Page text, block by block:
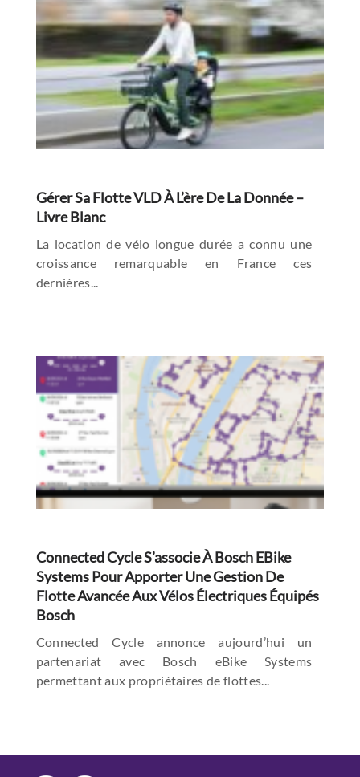
Gérer Sa Flotte VLD À L’ère De La Donnée –
Livre Blanc
La location de vélo longue durée a connu une
croissance remarquable en France ces
dernières...
Connected Cycle S’associe À Bosch EBike
Systems Pour Apporter Une Gestion De
Flotte Avancée Aux Vélos Électriques Équipés
Bosch
Connected Cycle annonce aujourd’hui un
partenariat avec Bosch eBike Systems
permettant aux propriétaires de flottes...